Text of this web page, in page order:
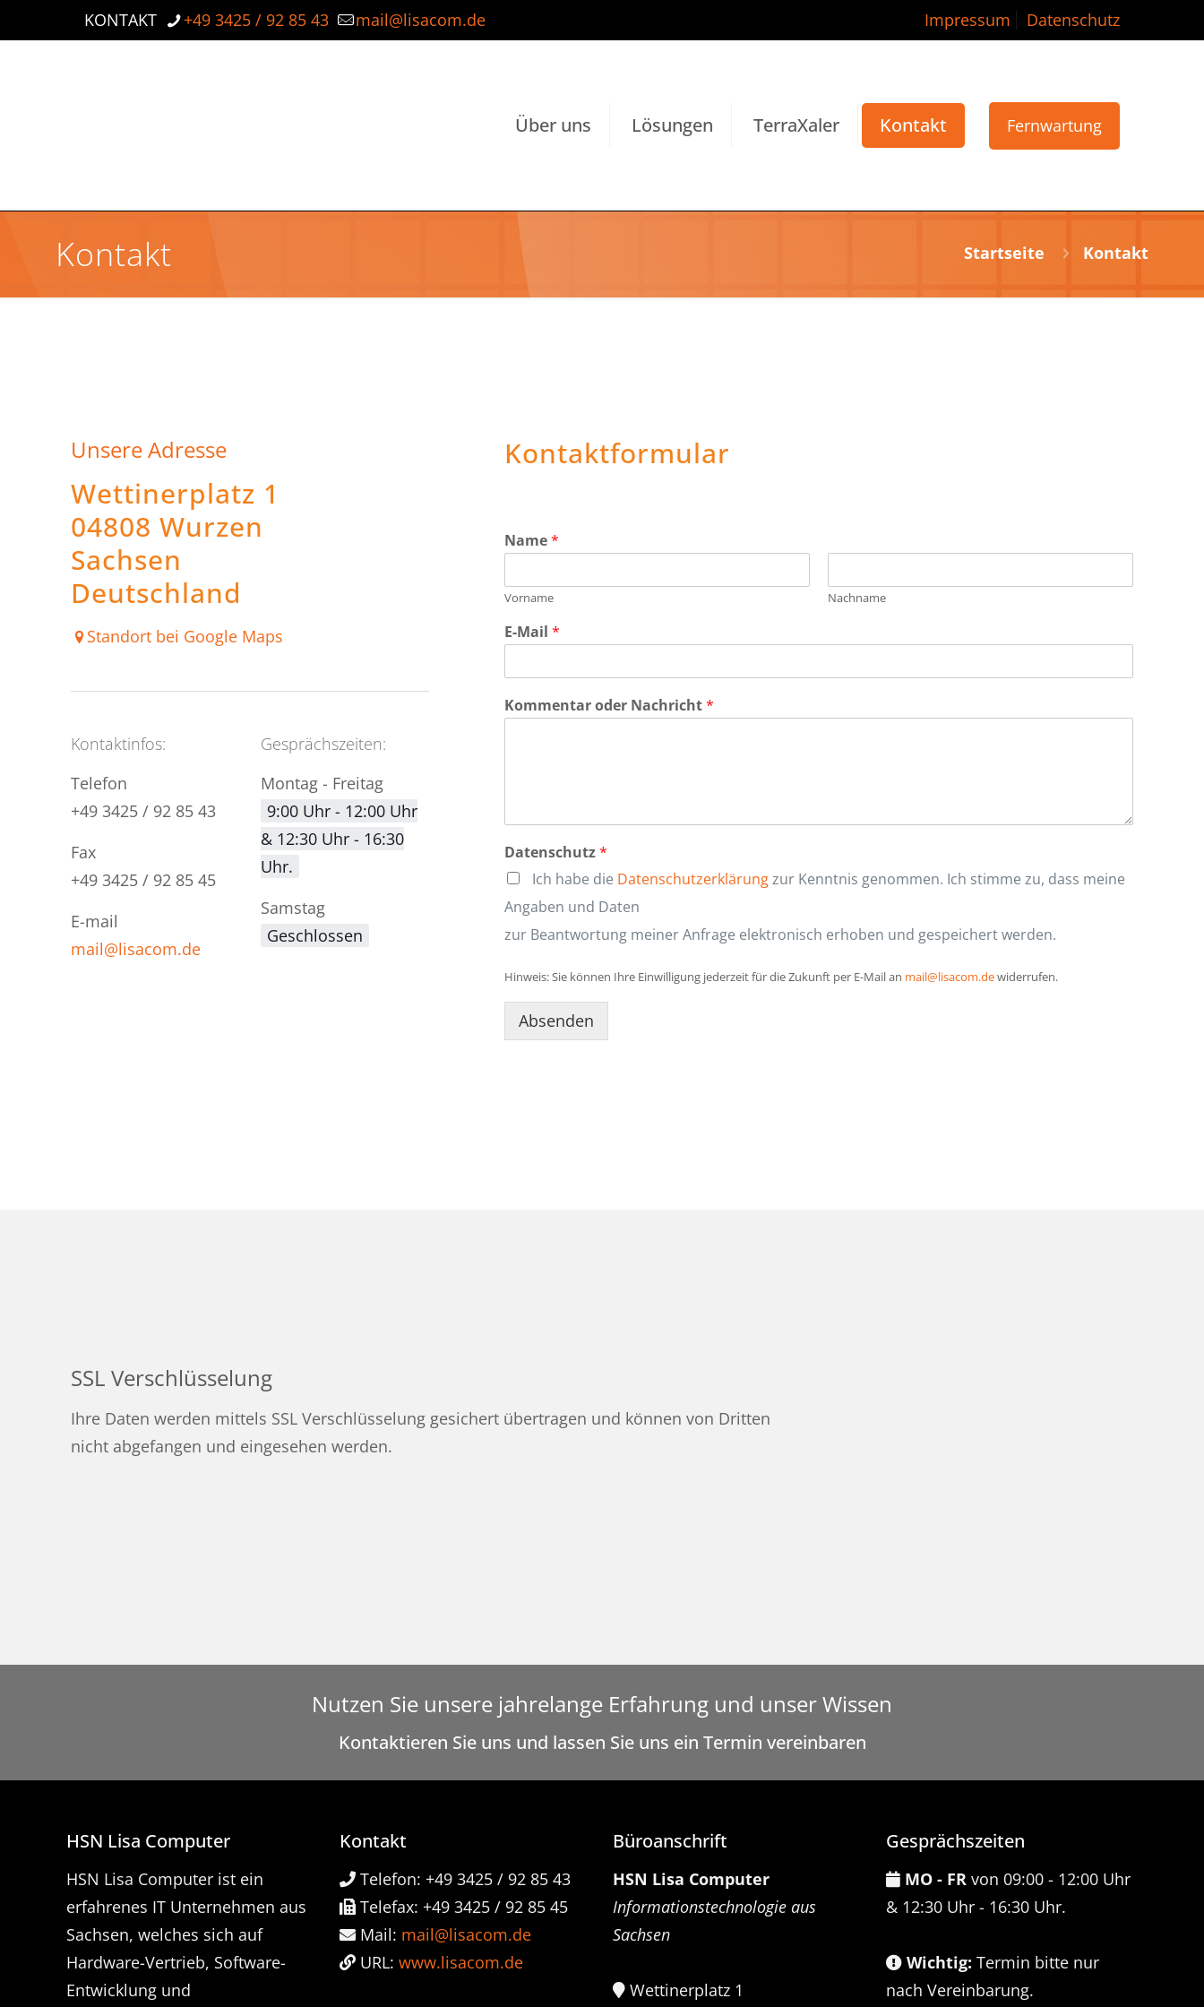
KONTAKT +49 3425 / 92 85 43 mail@lisacom.de Impressum Datenschutz
Über uns Lösungen TerraXaler Kontakt Fernwartung
Kontakt Startseite Kontakt
Unsere Adresse
Wettinerplatz 1
04808 Wurzen
Sachsen
Deutschland
Standort bei Google Maps
Kontaktinfos:
Telefon
+49 3425 / 92 85 43
Fax
+49 3425 / 92 85 45
E-mail
mail@lisacom.de
Gesprächszeiten:
Montag - Freitag
9:00 Uhr - 12:00 Uhr
& 12:30 Uhr - 16:30
Uhr.
Samstag
Geschlossen
Kontaktformular
Name*
Vorname Nachname
E-Mail*
Kommentar oder Nachricht*
Datenschutz*
Ich habe die Datenschutzerklärungzur Kenntnis genommen. Ich stimme zu, dass meine
Angaben und Daten
zur Beantwortung meiner Anfrage elektronisch erhoben und gespeichert werden.
Hinweis: Sie können Ihre Einwilligung jederzeit für die Zukunft per E-Mail an mail@lisacom.dewiderrufen.
Absenden
SSL Verschlüsselung
Ihre Daten werden mittels SSL Verschlüsselung gesichert übertragen und können von Dritten
nicht abgefangen und eingesehen werden.
Nutzen Sie unsere jahrelange Erfahrung und unser Wissen
Kontaktieren Sie uns und lassen Sie uns ein Termin vereinbaren
HSN Lisa Computer
HSN Lisa Computer ist ein
erfahrenes IT Unternehmen aus
Sachsen, welches sich auf
Hardware-Vertrieb, Software-
Entwicklung und
Kontakt
Telefon: +49 3425 / 92 85 43
Telefax: +49 3425 / 92 85 45
Mail: mail@lisacom.de
URL: www.lisacom.de
Büroanschrift
HSN Lisa Computer
Informationstechnologie aus
Sachsen
Wettinerplatz 1
Gesprächszeiten
MO - FR von 09:00 - 12:00 Uhr
& 12:30 Uhr - 16:30 Uhr.
Wichtig: Termin bitte nur
nach Vereinbarung.